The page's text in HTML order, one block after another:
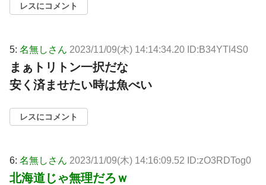
レスにコメント
5: 名無しさん 2023/11/09(木) 14:14:34.20 ID:B34YTl4S0
まぁトリトン一択だな
安く済ませたい時は魚べい
レスにコメント
6: 名無しさん 2023/11/09(木) 14:16:09.52 ID:zO3RDTog0
北海道じゃ無理だろｗ